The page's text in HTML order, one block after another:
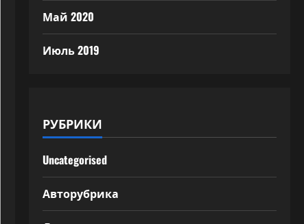
Май 2020
Июль 2019
РУБРИКИ
Uncategorised
Авторубрика